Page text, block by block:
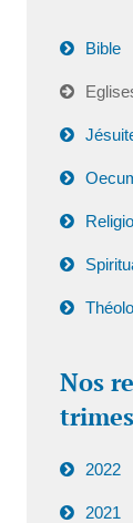
Bible
Nos
2022
2021